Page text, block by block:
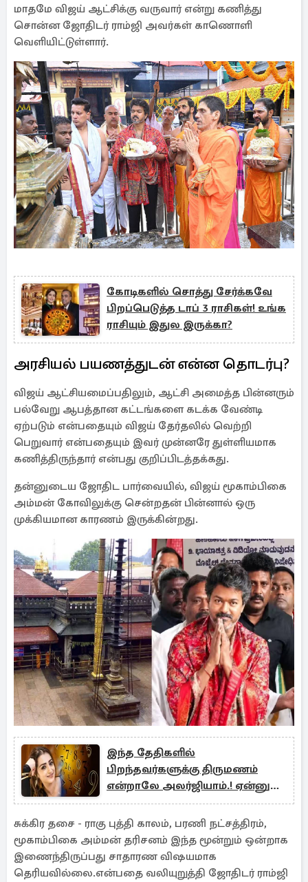
மாதமே விஜய் ஆட்சிக்கு வருவார் என்று கணித்து
சொன்ன ஜோதிடர் ராம்ஜி அவர்கள் காணொளி
வெளியிட்டுள்ளார்.
கோடிகளில் சொத்து சேர்க்கவே
பிறப்பெடுத்த டாப் 3 ராசிகள்! உங்க
ராசியும் இதுல இருக்கா?
அரசியல் பயணத்துடன் என்ன தொடர்பு?
விஜய் ஆட்சியமைப்பதிலும், ஆட்சி அமைத்த பின்னரும்
பல்வேறு ஆபத்தான கட்டங்களை கடக்க வேண்டி
ஏற்படும் என்பதையும் விஜய் தேர்தலில் வெற்றி
பெறுவார் என்பதையும் இவர் முன்னரே துள்ளியமாக
கணித்திருந்தார் என்பது குறிப்பிடத்தக்கது.
தன்னுடைய ஜோதிட பார்வையில், விஜய் மூகாம்பிகை
அம்மன் கோவிலுக்கு சென்றதன் பின்னால் ஒரு
முக்கியமான காரணம் இருக்கின்றது.
இந்த தேதிகளில்
பிறந்தவர்களுக்கு திருமணம்
என்றாலே அலர்ஜியாம்.! ஏன்னு
தெரியுமா?
சுக்கிர தசை - ராகு புத்தி காலம், பரணி நட்சத்திரம்,
மூகாம்பிகை அம்மன் தரிசனம் இந்த மூன்றும் ஒன்றாக
இணைந்திருப்பது சாதாரண விஷயமாக
தெரியவில்லை.என்பதை வலியுறுத்தி ஜோதிடர் ராம்ஜி